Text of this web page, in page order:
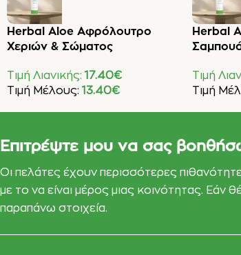
Herbal Aloe Αφρόλουτρο
Χεριών & Σώματος
Τιμή Λιανικής:17.40€
Τιμή Μέλους:13.40€
Προσθήκη Στο Καλάθι
Herbal
Τιμή
Τιμή
Επιτρέψτε μου να σας
Οι πελάτες έχουν περισσότερες
με το να είναι μέρος μιας κοινότητας.
παραπάνω στοιχεία.